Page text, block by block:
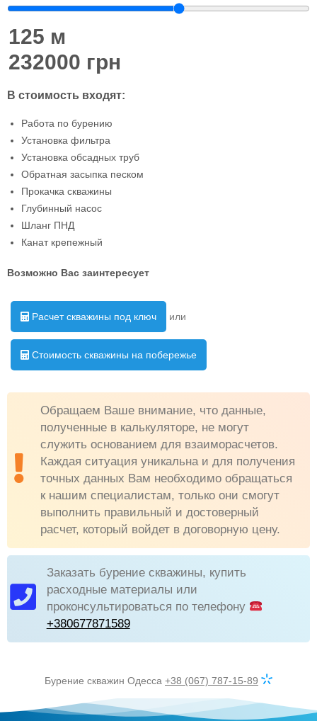
В стоимость входят:
Работа по бурению
Установка фильтра
Установка обсадных труб
Обратная засыпка песком
Прокачка скважины
Глубинный насос
Шланг ПНД
Канат крепежный
Возможно Вас заинтересует
Расчет скважины под ключ или
Стоимость скважины на побережье
Обращаем Ваше внимание, что данные,
полученные в калькуляторе, не могут
служить основанием для взаиморасчетов.
Каждая ситуация уникальна и для получения
точных данных Вам необходимо обращаться
к нашим специалистам, только они смогут
выполнить правильный и достоверный
расчет, который войдет в договорную цену.
Заказать бурение скважины, купить
расходные материалы или
проконсультироваться по телефону
+380677871589
Бурение скважин Одесса +38 (067) 787-15-89